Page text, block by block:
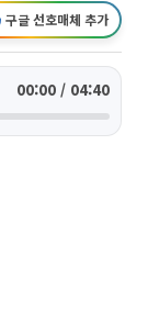
구글 선호매체 추가
00:00 / 04:40